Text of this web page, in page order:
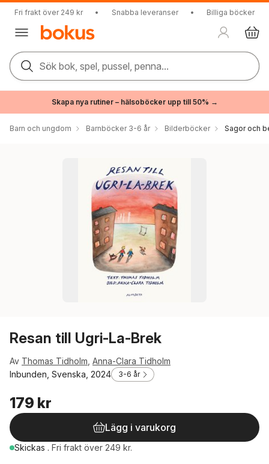
Fri frakt över 249 kr • Snabba leveranser • Billiga böcker
Sök bok, spel, pussel, penna...
Skapa nya rutiner – hälsoböcker upp till 50% →
Barn och ungdom Barnböcker 3-6 år Bilderböcker Sagor och
Resan till Ugri-La-Brek
Av Thomas Tidholm Anna-Clara Tidholm
Inbunden, Svenska, 2024
3-6 år
179 kr
Lägg i varukorg
Skickas . Fri frakt över 249 kr.